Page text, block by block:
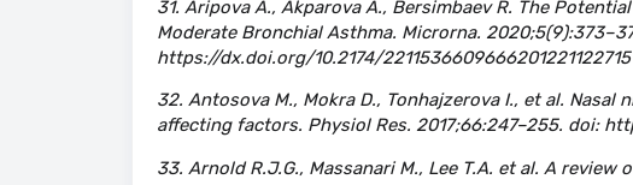
31. Aripova A., Akparova A., Bersimbaev R. The
Moderate Bronchial Asthma. Microrna.
https://dx.doi.org/10.2174/2211536609666201221122715
32. Аntosova M., Mokra D., Tonhajzerova I., et al.
affecting factors. Physiol Res. 2017;66:247–255. doi:
33. Arnold R.J.G., Massanari M., Lee T.A. et al. A